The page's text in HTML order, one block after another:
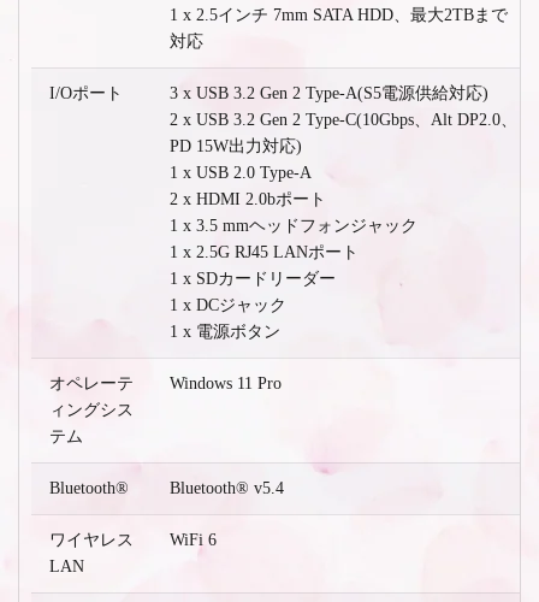
1 x 2.5インチ 7mm SATA HDD、最大2TBまで
対応
I/Oポート
3 x USB 3.2 Gen 2 Type-A(S5電源供給対応)
2 x USB 3.2 Gen 2 Type-C(10Gbps、Alt DP2.0、
PD 15W出力対応)
1 x USB 2.0 Type-A
2 x HDMI 2.0bポート
1 x 3.5 mmヘッドフォンジャック
1 x 2.5G RJ45 LANポート
1 x SDカードリーダー
1 x DCジャック
1 x 電源ボタン
オペレーテ
ィングシス
テム
Windows 11 Pro
Bluetooth® Bluetooth® v5.4
ワイヤレス
LAN
WiFi 6